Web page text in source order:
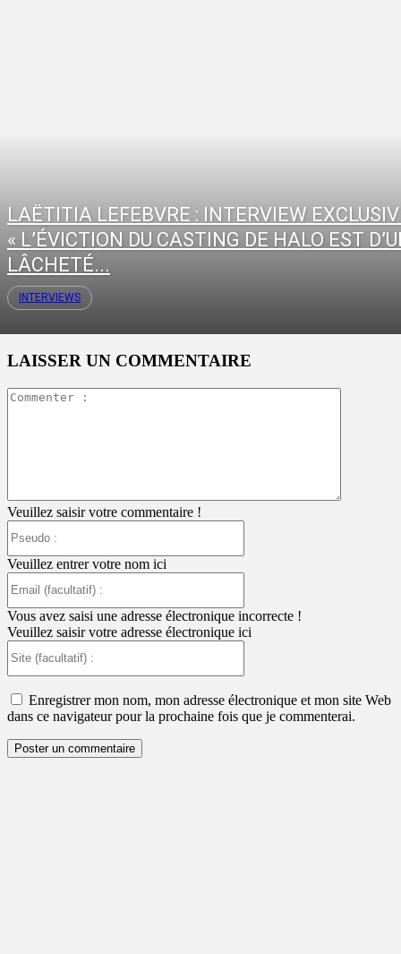
LAËTITIA LEFEBVRE : INTERVIEW
« L’ÉVICTION DU CASTING DE HALO EST
LÂCHETÉ...
INTERVIEWS
LAISSER UN COMMENTAIRE
Veuillez saisir votre commentaire !
Veuillez entrer votre nom ici
:
Vous avez saisi une adresse électronique incorrecte !
Veuillez saisir votre adresse électronique ici
:
Enregistrer mon nom, mon adresse électronique et mon site Web
dans ce navigateur pour la prochaine fois que je commenterai.